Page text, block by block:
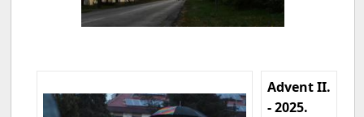
Advent II.
- 2025.